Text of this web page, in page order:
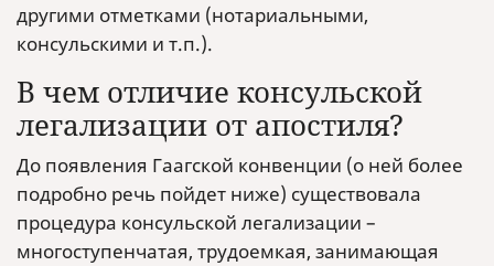
другими отметками (нотариальными,
консульскими и т.п.).
В чем отличие консульской
легализации от апостиля?
До появления Гаагской конвенции (о ней более
подробно речь пойдет ниже) существовала
процедура консульской легализации –
многоступенчатая, трудоемкая, занимающая